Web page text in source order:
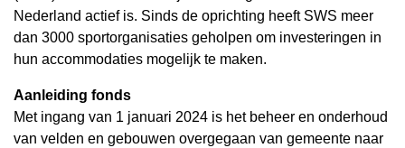
Nederland actief is. Sinds de oprichting heeft SWS meer
dan 3000 sportorganisaties geholpen om investeringen in
hun accommodaties mogelijk te maken.
Aanleiding fonds
Met ingang van 1 januari 2024 is het beheer en onderhoud
van velden en gebouwen overgegaan van gemeente naar